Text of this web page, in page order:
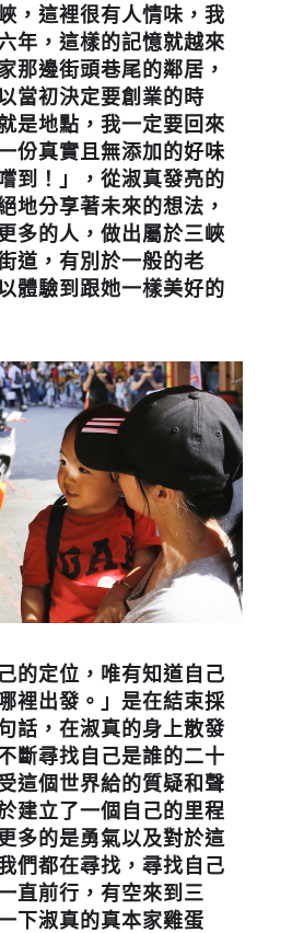
，這裡很有人情味，我
年，這樣的記憶就越來
那邊街頭巷尾的鄰居，
當初決定要創業的時
是地點，我一定要回來
份真實且無添加的好味
到！」，從淑真發亮的
地分享著未來的想法，
多的人，做出屬於三峽
道，有別於一般的老
體驗到跟她一樣美好的
的定位，唯有知道自己
裡出發。」是在結束採
話，在淑真的身上散發
斷尋找自己是誰的二十
這個世界給的質疑和聲
建立了一個自己的里程
多的是勇氣以及對於這
們都在尋找，尋找自己
直前行，有空來到三
下淑真的真本家雞蛋